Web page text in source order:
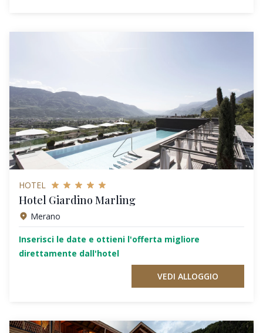
HOTEL
Hotel Giardino Marling
Merano
Inserisci le date e ottieni l'offerta migliore
direttamente dall'hotel
VEDI ALLOGGIO